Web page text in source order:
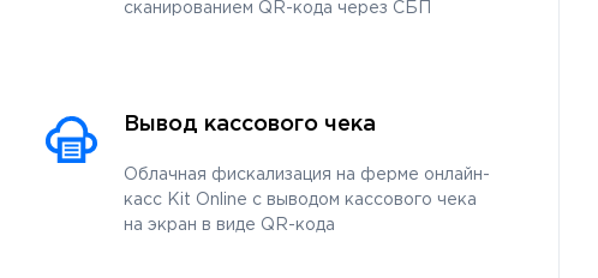
сканированием QR-кода через СБП
Вывод кассового чека
Облачная фискализация на ферме онлайн-
касс Kit Online с выводом кассового чека
на экран в виде QR-кода